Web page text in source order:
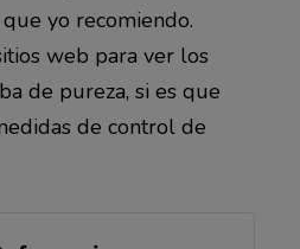
yo recomiendo.
web para ver los
de pureza, si es que
de control de